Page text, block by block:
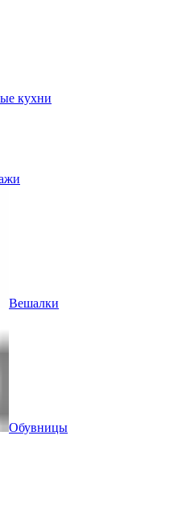
кухни
Вешалки
Обувницы